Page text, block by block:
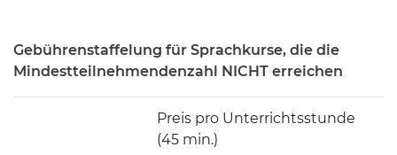
Gebührenstaffelung für Sprachkurse, die die
Mindestteilnehmendenzahl NICHT erreichen
Preis pro Unterrichtsstunde
(45 min.)